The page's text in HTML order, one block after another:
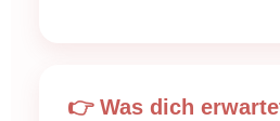
👉 Was dich